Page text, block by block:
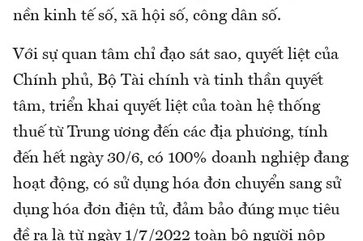
nền kinh tế số, xã hội số, công dân số.
Với sự quan tâm chỉ đạo sát sao, quyết liệt của
Chính phủ, Bộ Tài chính và tinh thần quyết
tâm, triển khai quyết liệt của toàn hệ thống
thuế từ Trung ương đến các địa phương, tính
đến hết ngày 30/6, có 100% doanh nghiệp đang
hoạt động, có sử dụng hóa đơn chuyển sang sử
dụng hóa đơn điện tử, đảm bảo đúng mục tiêu
đề ra là từ ngày 1/7/2022 toàn bộ người nộp